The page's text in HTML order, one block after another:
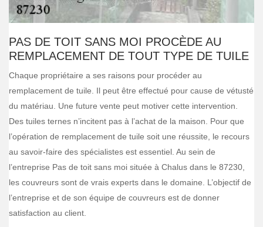
PAS DE TOIT SANS MOI PROCÈDE AU
REMPLACEMENT DE TOUT TYPE DE TUILE
Chaque propriétaire a ses raisons pour procéder au
remplacement de tuile. Il peut être effectué pour cause de vétusté
du matériau. Une future vente peut motiver cette intervention.
Des tuiles ternes n’incitent pas à l’achat de la maison. Pour que
l’opération de remplacement de tuile soit une réussite, le recours
au savoir-faire des spécialistes est essentiel. Au sein de
l’entreprise Pas de toit sans moi située à Chalus dans le 87230,
les couvreurs sont de vrais experts dans le domaine. L’objectif de
l’entreprise et de son équipe de couvreurs est de donner
satisfaction au client.